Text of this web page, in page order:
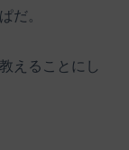
だ。
えることにし